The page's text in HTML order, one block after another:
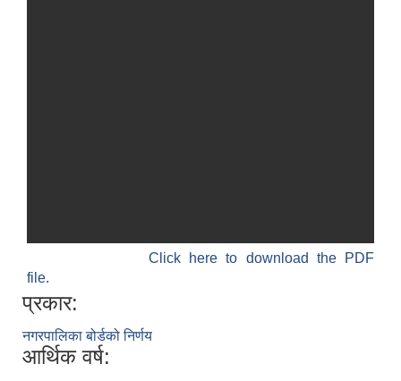
Click here to download the PDF
file.
प्रकार:
नगरपालिका बोर्डको निर्णय
आर्थिक वर्ष: